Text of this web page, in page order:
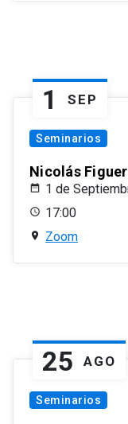
1 SEP
Seminarios
Nicolás
1 de
17:00
Zoom
25 AGO
Seminarios